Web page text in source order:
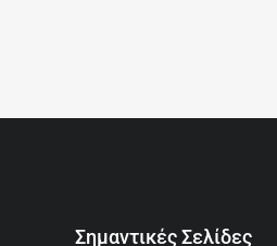
Σημαντικές Σελίδες